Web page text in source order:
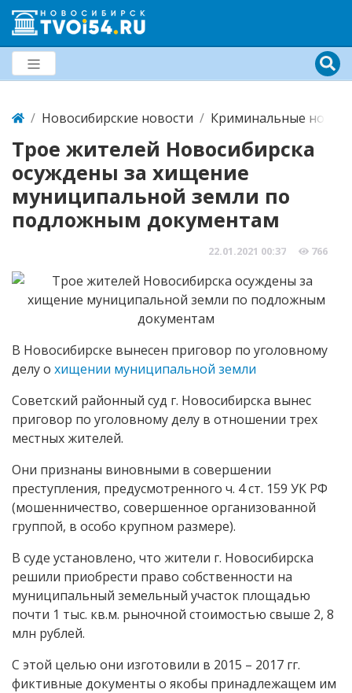
Новосибирские новости Криминальные
Трое жителей Новосибирска
осуждены за хищение
муниципальной земли по
подложным документам
22.01.2021 00:37 766
В Новосибирске вынесен приговор по уголовному
делу о хищении муниципальной земли
Советский районный суд г. Новосибирска вынес
приговор по уголовному делу в отношении трех
местных жителей.
Они признаны виновными в совершении
преступления, предусмотренного ч. 4 ст. 159 УК РФ
(мошенничество, совершенное организованной
группой, в особо крупном размере).
В суде установлено, что жители г. Новосибирска
решили приобрести право собственности на
муниципальный земельный участок площадью
почти 1 тыс. кв.м. рыночной стоимостью свыше 2, 8
млн рублей.
С этой целью они изготовили в 2015 – 2017 гг.
фиктивные документы о якобы принадлежащем им